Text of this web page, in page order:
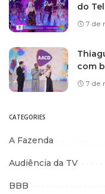
do
7 de
com
7 de
CATEGORIES
A Fazenda
Audiência da TV
BBB